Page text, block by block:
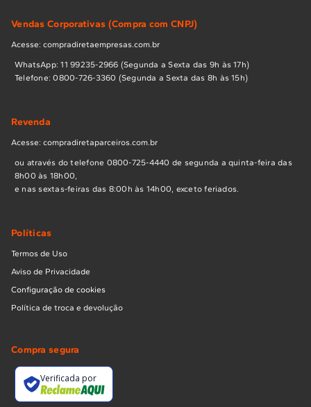
Vendas Corporativas (Compra com CNPJ)
Acesse: compradiretaempresas.com.br
WhatsApp: 11 99235-2966 (Segunda a Sexta das 9h às 17h)
Telefone: 0800-726-3360 (Segunda a Sexta das 8h às 15h)
Revenda
Acesse: compradiretaparceiros.com.br
ou através do telefone 0800-725-4440 de segunda a quinta-feira das
8h00 às 18h00,
e nas sextas-feiras das 8:00h às 14h00, exceto feriados.
Políticas
Termos de Uso
Aviso de Privacidade
Configuração de cookies
Política de troca e devolução
Compra segura
Verificada por